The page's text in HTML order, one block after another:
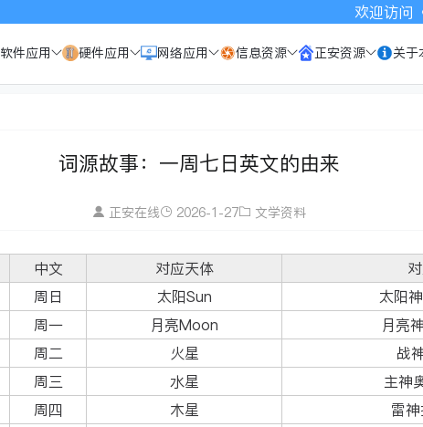
欢迎访问《正安
软件应用 硬件应用 网络应用 信息资源 正安资源 关于
词源故事：一周七日英文的由来
正安在线 2026-1-27 文学资料
中文 对应天体
周日 太阳Sun
太阳
周一 月亮Moon
月亮
周二 火星
战
周三 水星
主神
周四 木星
雷